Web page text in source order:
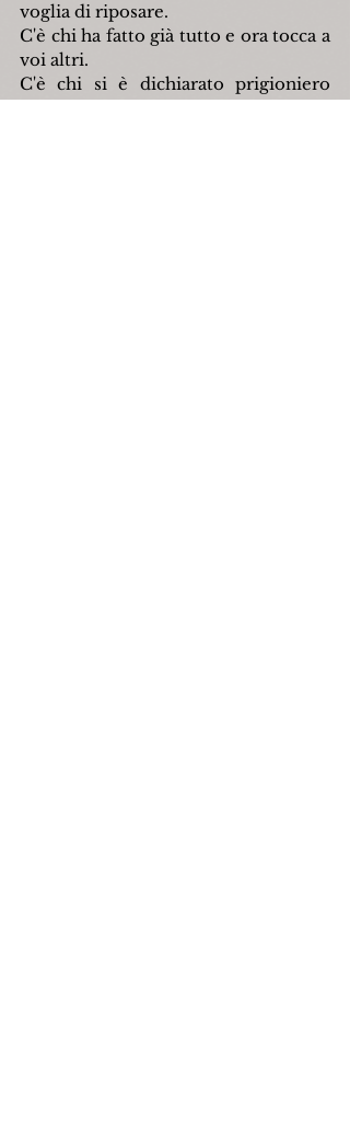
voglia di riposare.
C'è chi ha fatto già tutto e ora tocca a
voi altri.
C'è chi si è dichiarato prigioniero